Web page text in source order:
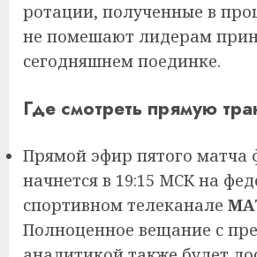
ротации, полученные в
не помешают лидерам
сегодняшнем поединке.
Где смотреть прямую
Прямой эфир пятого матча
начнется в 19:15 МСК на
спортивном телеканале
Полноценное вещание с